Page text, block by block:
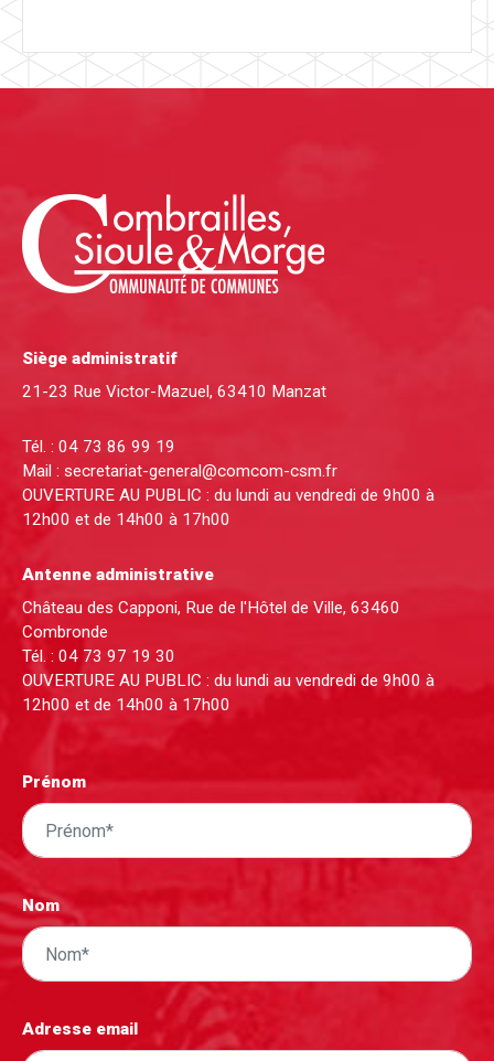
Siège administratif
21-23 Rue Victor-Mazuel, 63410 Manzat
Tél. : 04 73 86 99 19
Mail : secretariat-general@comcom-csm.fr
OUVERTURE AU PUBLIC : du lundi au vendredi de 9h00 à
12h00 et de 14h00 à 17h00
Antenne administrative
Château des Capponi, Rue de l'Hôtel de Ville, 63460
Combronde
Tél. : 04 73 97 19 30
OUVERTURE AU PUBLIC : du lundi au vendredi de 9h00 à
12h00 et de 14h00 à 17h00
Prénom
Nom
Adresse email